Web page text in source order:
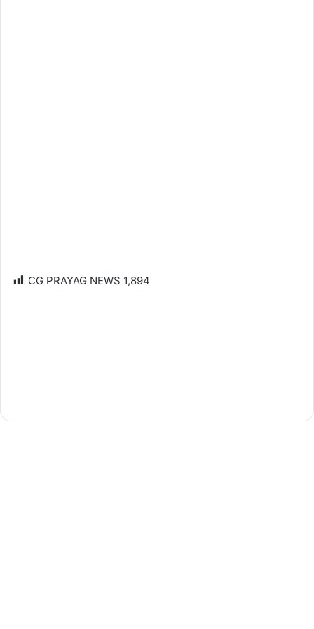
CG PRAYAG NEWS 1,894